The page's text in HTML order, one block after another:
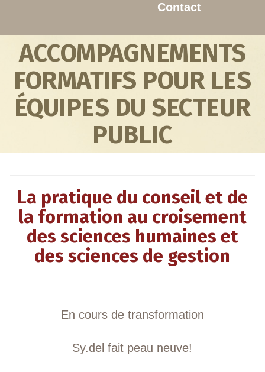
Contact
ACCOMPAGNEMENTS
FORMATIFS POUR LES
ÉQUIPES DU SECTEUR
PUBLIC
La pratique du conseil et de
la formation au croisement
des sciences humaines et
des sciences de gestion
En cours de transformation
Sy.del fait peau neuve!